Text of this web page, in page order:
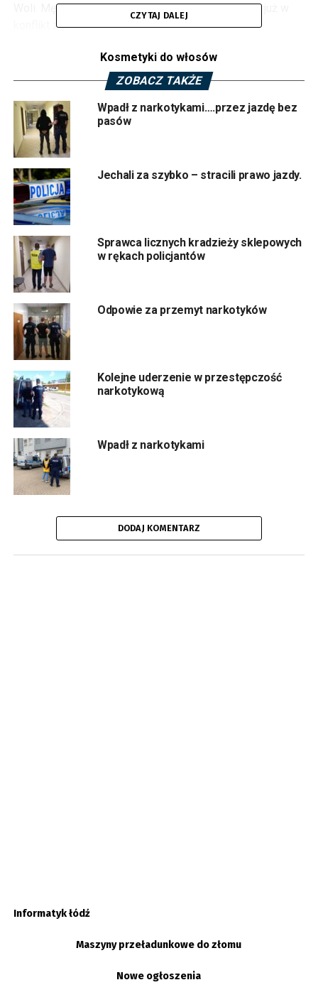
Woli. Mężczyzna wcześniej wielokrotnie wchodził już w
konflikt z prawem.
Kasy fiskalne Łódź
Podczas przeszukania policjanci znaleźli susz roślinny i
wagę elektroniczną. Łącznie zabezpieczono ponad 18
gramów marihuany. W tej sytuacji 26-latek został
zatrzymany i usłyszał zarzut posiadania środków
pobawienia wolności. /KPP Zduńska Wola
TAGI: POLECAMY
NASTĘPNY
Robił zakupy płacąc cudzą kartą
POPRZEDNI
Próbował przekupić policjantów
CZYTAJ DALEJ
Kosmetyki do włosów
ZOBACZ TAKŻE
Wpadł z narkotykami….przez jazdę bez
pasów
Jechali za szybko – stracili prawo jazdy.
Sprawca licznych kradzieży sklepowych
w rękach policjantów
Odpowie za przemyt narkotyków
Kolejne uderzenie w przestępczość
narkotykową
Wpadł z narkotykami
DODAJ KOMENTARZ
Informatyk łódź
Maszyny przeładunkowe do złomu
Nowe ogłoszenia